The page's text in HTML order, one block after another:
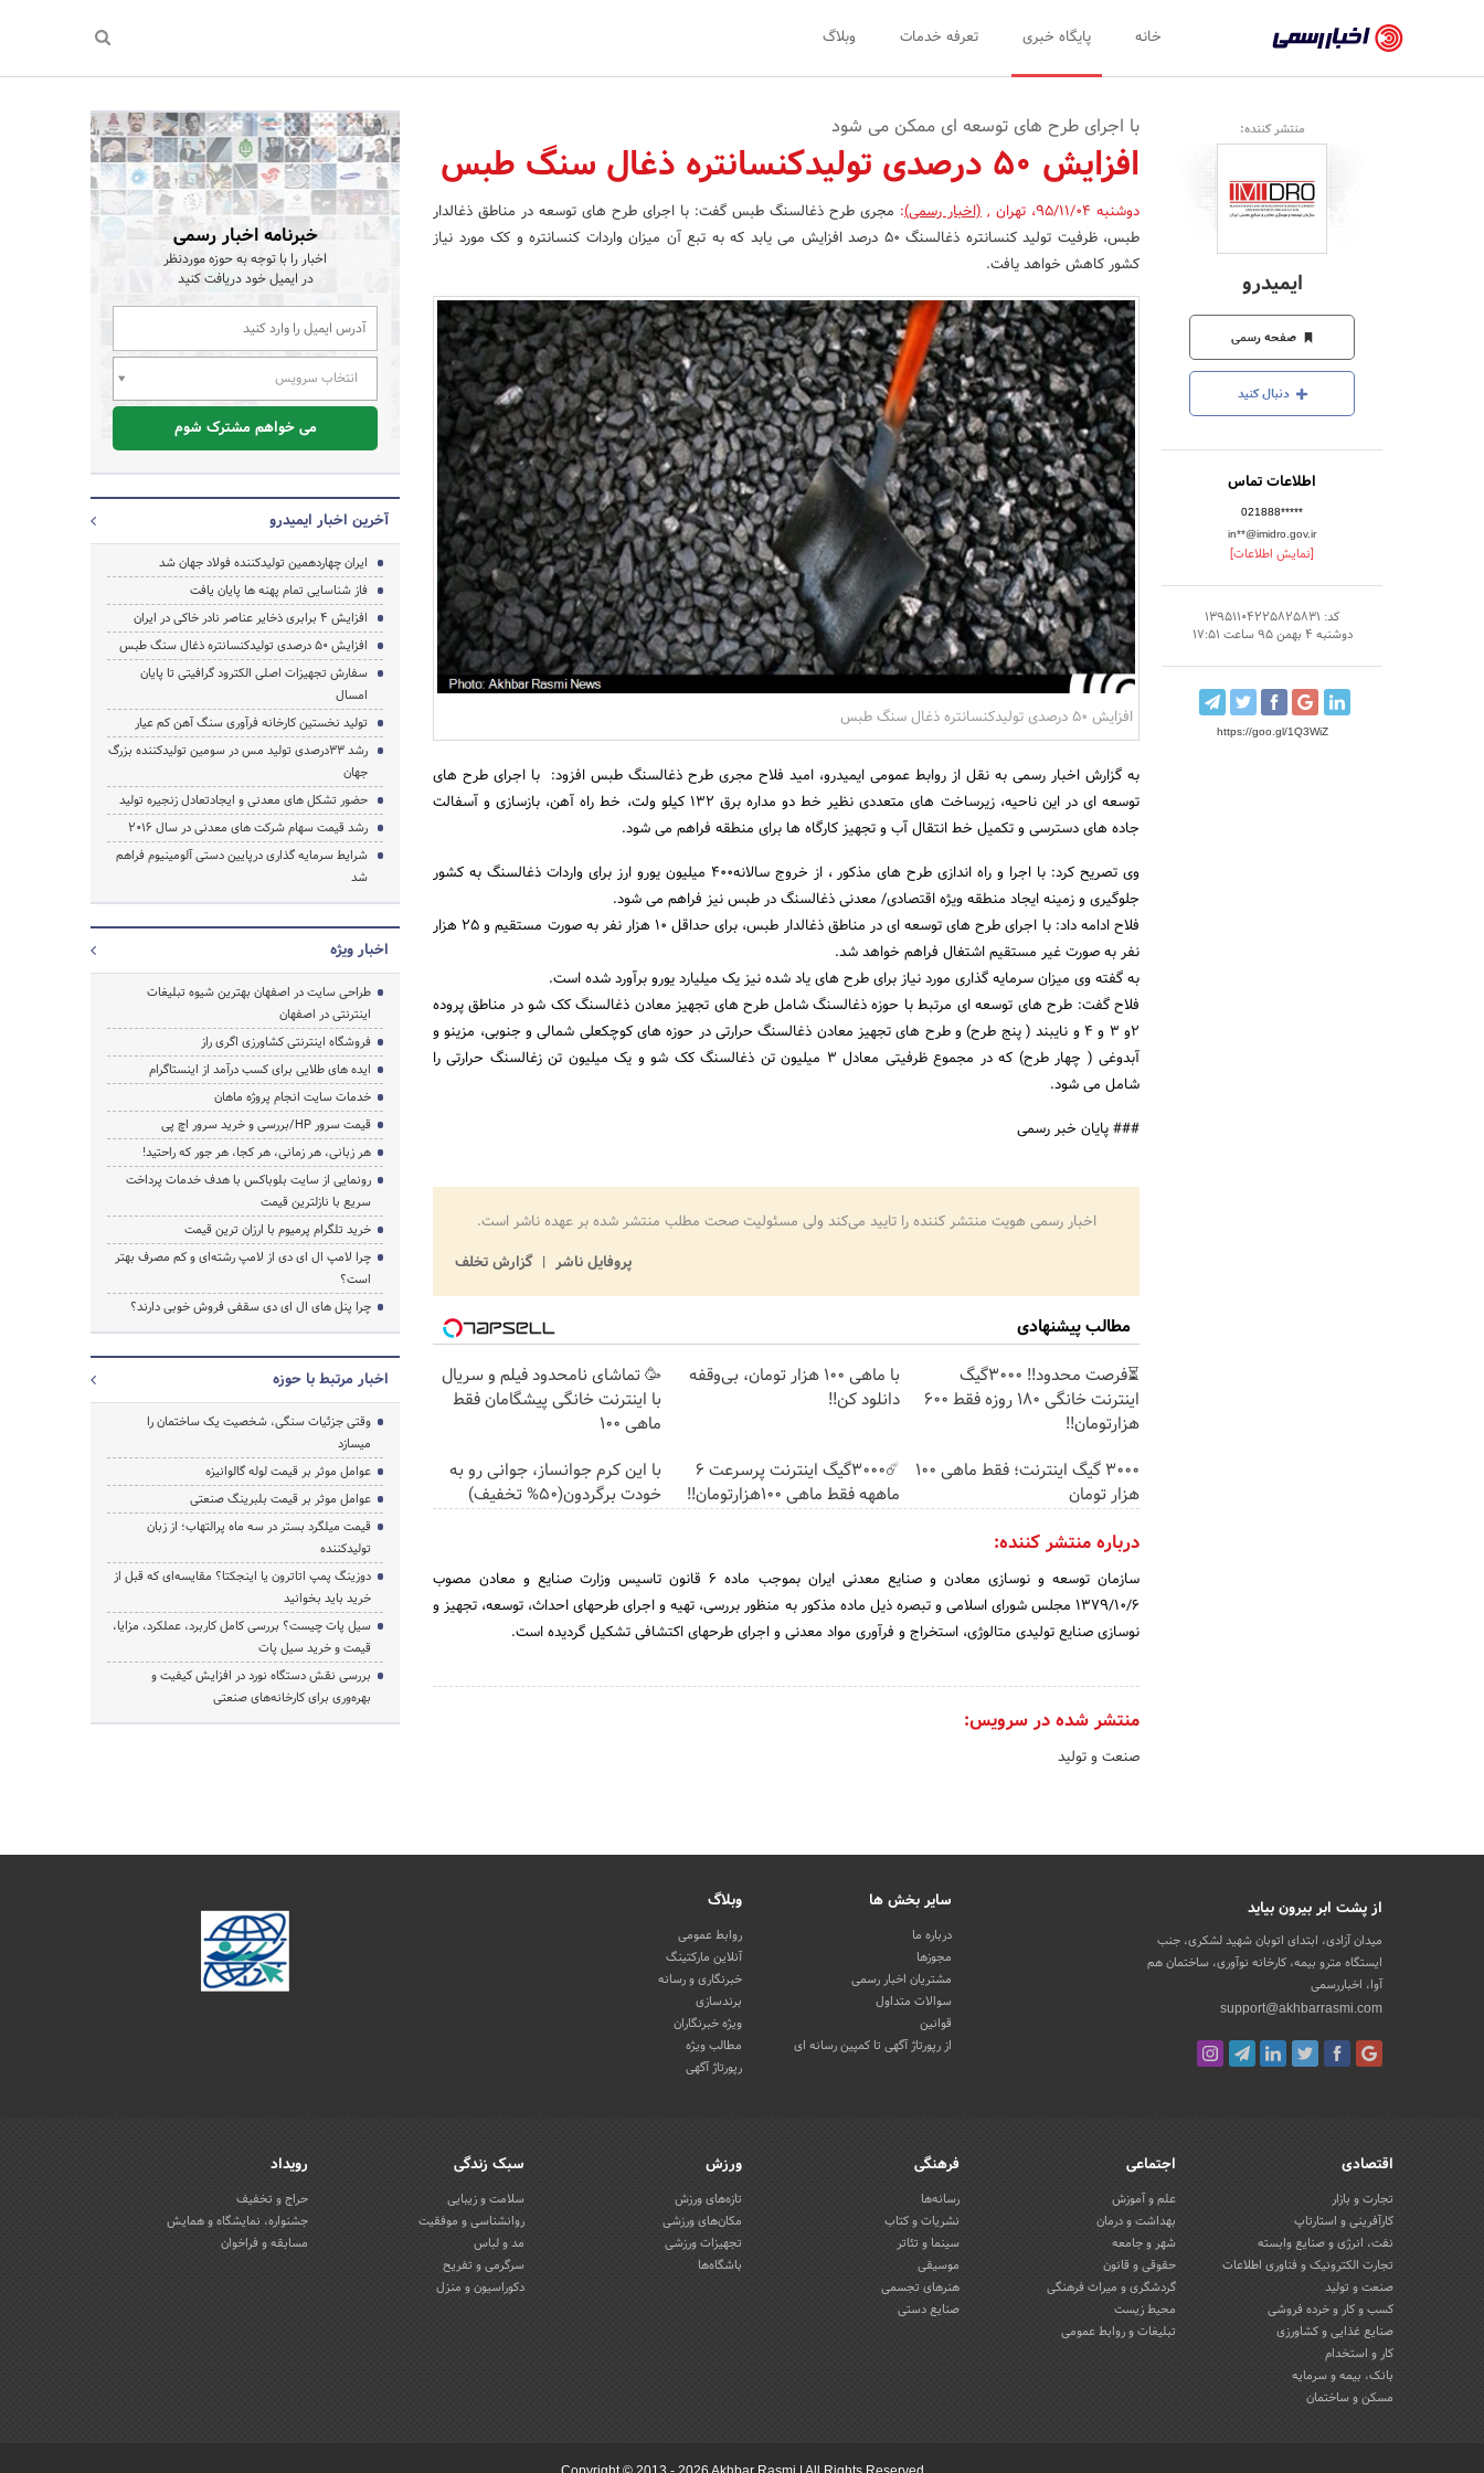
رسمی
-
اخبار
تایید
شده
شرکت‌ها،
سازمان‌ها
و
روابط
عمومی‌ها
خانه پایگاه خبری تعرفه خدمات وبلاگ
منتشر کننده:
ایمیدرو
صفحه رسمی
دنبال کنید
اطلاعات تماس
021888*****
in**@imidro.gov.ir
[نمایش اطلاعات]
کد: 13951104225825831
دوشنبه 4 بهمن 95 ساعت 17:51
https://goo.gl/1Q3WiZ
با اجرای طرح های توسعه ای ممکن می شود
افزایش 50 درصدی تولیدکنسانتره ذغال سنگ طبس
دوشنبه 95/11/04 ، تهران , (اخبار رسمی): مجری طرح ذغالسنگ طبس گفت: با اجرای طرح های توسعه در مناطق ذغالدار
طبس، ظرفیت تولید کنسانتره ذغالسنگ 50 درصد افزایش می یابد که به تبع آن میزان واردات کنسانتره و کک مورد نیاز
کشور کاهش خواهد یافت.
افزایش 50 درصدی تولیدکنسانتره ذغال سنگ طبس
به گزارش اخبار رسمی به نقل از روابط عمومی ایمیدرو، امید فلاح مجری طرح ذغالسنگ طبس افزود: با اجرای طرح های
توسعه ای در این ناحیه، زیرساخت های متعددی نظیر خط دو مداره برق 132 کیلو ولت، خط راه آهن، بازسازی و آسفالت
جاده های دسترسی و تکمیل خط انتقال آب و تجهیز کارگاه ها برای منطقه فراهم می شود.
وی تصریح کرد: با اجرا و راه اندازی طرح های مذکور ، از خروج سالانه400 میلیون یورو ارز برای واردات ذغالسنگ به کشور
جلوگیری و زمینه ایجاد منطقه ویژه اقتصادی/ معدنی ذغالسنگ در طبس نیز فراهم می شود.
فلاح ادامه داد: با اجرای طرح های توسعه ای در مناطق ذغالدار طبس، برای حداقل 10 هزار نفر به صورت مستقیم و 25 هزار
نفر به صورت غیر مستقیم اشتغال فراهم خواهد شد.
به گفته وی میزان سرمایه گذاری مورد نیاز برای طرح های یاد شده نیز یک میلیارد یورو برآورد شده است.
فلاح گفت: طرح های توسعه ای مرتبط با حوزه ذغالسنگ شامل طرح های تجهیز معادن ذغالسنگ کک شو در مناطق پروده
2و 3 و 4 و نایبند ( پنج طرح) و طرح های تجهیز معادن ذغالسنگ حرارتی در حوزه های کوچکعلی شمالی و جنوبی، مزینو و
آبدوغی ( چهار طرح) که در مجموع ظرفیتی معادل 3 میلیون تن ذغالسنگ کک شو و یک میلیون تن زغالسنگ حرارتی را
شامل می شود.
### پایان خبر رسمی
اخبار رسمی هویت منتشر کننده را تایید می‌کند ولی مسئولیت صحت مطلب منتشر شده بر عهده ناشر است.
پروفایل ناشر
گزارش تخلف
مطالب پیشنهادی
⏳فرصت محدود!! 3000گیگ
اینترنت خانگی 180 روزه فقط 600
هزارتومان!!
با ماهی 100 هزار تومان، بی‌وقفه
دانلود کن!!
🥳 تماشای نامحدود فیلم و سریال
با اینترنت خانگی پیشگامان فقط
ماهی 100
3000 گیگ اینترنت؛ فقط ماهی 100
هزار تومان
☄️3000گیگ اینترنت پرسرعت 6
ماههه فقط ماهی 100هزارتومان!!
با این کرم جوانساز، جوانی رو به
خودت برگردون(50% تخفیف)
درباره منتشر کننده:
سازمان توسعه و نوسازی معادن و صنایع معدنی ایران بموجب ماده 6 قانون تاسیس وزارت صنایع و معادن مصوب
1379/10/6 مجلس شورای اسلامی و تبصره ذیل ماده مذکور به منظور بررسی، تهیه و اجرای طرحهای احداث، توسعه، تجهیز و
نوسازی صنایع تولیدی متالوژی، استخراج و فرآوری مواد معدنی و اجرای طرحهای اکتشافی تشکیل گردیده است.
منتشر شده در سرویس:
صنعت و تولید
خبرنامه اخبار رسمی
اخبار را با توجه به حوزه موردنظر
در ایمیل خود دریافت کنید
انتخاب سرویس
می خواهم مشترک شوم
آخرین اخبار ایمیدرو
ایران چهاردهمین تولیدکننده فولاد جهان شد
فاز شناسایی تمام پهنه ها پایان یافت
افزایش 4 برابری ذخایر عناصر نادر خاکی در ایران
افزایش 50 درصدی تولیدکنسانتره ذغال سنگ طبس
سفارش تجهیزات اصلی الکترود گرافیتی تا پایان
امسال
تولید نخستین کارخانه فرآوری سنگ آهن کم عیار
رشد 33درصدی تولید مس در سومین تولیدکننده بزرگ
جهان
حضور تشکل های معدنی و ایجادتعادل زنجیره تولید
رشد قیمت سهام شرکت های معدنی در سال 2016
شرایط سرمایه گذاری درپایین دستی آلومینیوم فراهم
شد
اخبار ویژه
طراحی سایت در اصفهان بهترین شیوه تبلیغات
اینترنتی در اصفهان
فروشگاه اینترنتی کشاورزی اگری راز
ایده های طلایی برای کسب درآمد از اینستاگرام
خدمات سایت انجام پروژه ماهان
قیمت سرور HP/بررسی و خرید سرور اچ پی
هر زبانی، هر زمانی، هر کجا، هر جور که راحتید!
رونمایی از سایت بلوباکس با هدف خدمات پرداخت
سریع با نازلترین قیمت
خرید تلگرام پرمیوم با ارزان ترین قیمت
چرا لامپ ال ای دی از لامپ رشته‌ای و کم مصرف بهتر
است؟
چرا پنل های ال ای دی سقفی فروش خوبی دارند؟
اخبار مرتبط با حوزه
وقتی جزئیات سنگی، شخصیت یک ساختمان را
میسازد
عوامل موثر بر قیمت لوله گالوانیزه
عوامل موثر بر قیمت بلبرینگ صنعتی
قیمت میلگرد بستر در سه ماه پرالتهاب؛ از زبان
تولیدکننده
دوزینگ پمپ اتاترون یا اینجکتا؟ مقایسه‌ای که قبل از
خرید باید بخوانید
سیل پات چیست؟ بررسی کامل کاربرد، عملکرد، مزایا،
قیمت و خرید سیل پات
بررسی نقش دستگاه نورد در افزایش کیفیت و
بهره‌وری برای کارخانه‌های صنعتی
از پشت ابر بیرون بیاید
میدان آزادی، ابتدای اتوبان شهید لشکری، جنب
ایستگاه مترو بیمه، کارخانه نوآوری، ساختمان هم
آوا، اخباررسمی
support@akhbarrasmi.com
سایر بخش ها
درباره ما
مجوزها
مشتریان اخبار رسمی
سوالات متداول
قوانین
از رپورتاژ آگهی تا کمپین رسانه ای
وبلاگ
روابط عمومی
آنلاین مارکتینگ
خبرنگاری و رسانه
برندسازی
ویژه خبرنگاران
مطالب ویژه
رپورتاژ آگهی
اقتصادی
تجارت و بازار
کارآفرینی و استارتاپ
نفت، انرژی و صنایع وابسته
تجارت الکترونیک و فناوری اطلاعات
صنعت و تولید
کسب و کار و خرده فروشی
صنایع غذایی و کشاورزی
کار و استخدام
بانک، بیمه و سرمایه
مسکن و ساختمان
اجتماعی
علم و آموزش
بهداشت و درمان
شهر و جامعه
حقوقی و قانون
گردشگری و میراث فرهنگی
محیط زیست
تبلیغات و روابط عمومی
فرهنگی
رسانه‌ها
نشریات و کتاب
سینما و تئاتر
موسیقی
هنرهای تجسمی
صنایع دستی
ورزش
تازه‌های ورزش
مکان‌های ورزشی
تجهیزات ورزشی
باشگاه‌ها
سبک زندگی
سلامت و زیبایی
روانشناسی و موفقیت
مد و لباس
سرگرمی و تفریح
دکوراسیون و منزل
رویداد
حراج و تخفیف
جشنواره، نمایشگاه و همایش
مسابقه و فراخوان